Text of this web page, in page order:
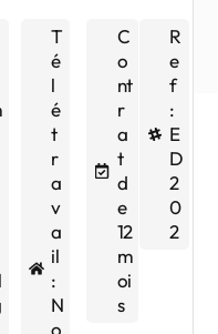
T
é
l
é
t
r
a
v
a
il
:
N
o
C
o
nt
r
a
t
d
e
12
m
oi
s
R
e
f
:
E
D
2
0
2